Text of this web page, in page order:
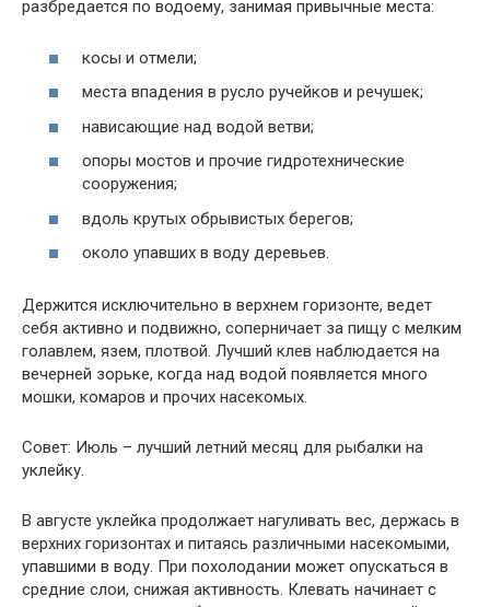
разбредается по водоему, занимая привычные места:
косы и отмели;
места впадения в русло ручейков и речушек;
нависающие над водой ветви;
опоры мостов и прочие гидротехнические
сооружения;
вдоль крутых обрывистых берегов;
около упавших в воду деревьев.
Держится исключительно в верхнем горизонте, ведет
себя активно и подвижно, соперничает за пищу с мелким
голавлем, язем, плотвой. Лучший клев наблюдается на
вечерней зорьке, когда над водой появляется много
мошки, комаров и прочих насекомых.
Совет: Июль – лучший летний месяц для рыбалки на
уклейку.
В августе уклейка продолжает нагуливать вес, держась в
верхних горизонтах и питаясь различными насекомыми,
упавшими в воду. При похолодании может опускаться в
средние слои, снижая активность. Клевать начинает с